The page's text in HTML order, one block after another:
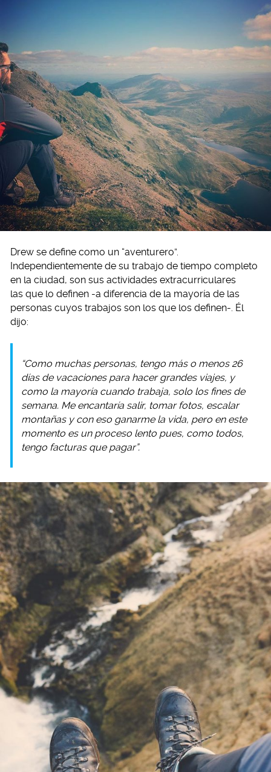
Drew se define como un “aventurero”.
Independientemente de su trabajo de tiempo completo
en la ciudad, son sus actividades extracurriculares
las que lo definen -a diferencia de la mayoría de las
personas cuyos trabajos son los que los definen-. Él
dijo:
“Como muchas personas, tengo más o menos 26
días de vacaciones para hacer grandes viajes, y
como la mayoría cuando trabaja, solo los fines de
semana. Me encantaría salir, tomar fotos, escalar
montañas y con eso ganarme la vida, pero en este
momento es un proceso lento pues, como todos,
tengo facturas que pagar”.